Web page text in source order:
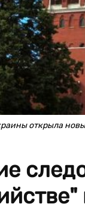
открыла